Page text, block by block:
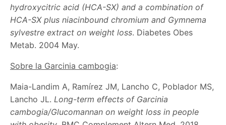
hydroxycitric acid (HCA-SX) and a combination of
HCA-SX plus niacinbound chromium and Gymnema
sylvestre extract on weight loss. Diabetes Obes
Metab. 2004 May.
Sobre la Garcinia cambogia:
Maia-Landim A, Ramírez JM, Lancho C, Poblador MS,
Lancho JL. Long-term effects of Garcinia
cambogia/Glucomannan on weight loss in people